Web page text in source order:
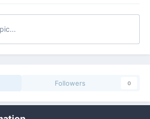
Followers 0